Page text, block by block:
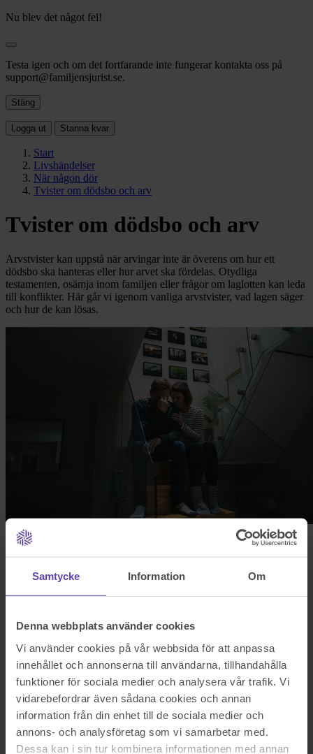
Samtycke Information Om
Denna webbplats använder cookies
Vi använder cookies på vår webbsida för att anpassa
innehållet och annonserna till användarna, tillhandahålla
funktioner för sociala medier och analysera vår trafik. Vi
vidarebefordrar även sådana cookies och annan
information från din enhet till de sociala medier och
annons- och analysföretag som vi samarbetar med.
Dessa kan i sin tur kombinera informationen med annan
Nu blev det något fel!
Testa igen och om det fortfarande inte fungerar kontakta oss på
support@familjensjurist.se.
Stäng
Logga ut Stanna kvar
Start
Livshändelser
När någon dör
Tvister om dödsbo och arv
Tvister om dödsbo och arv
Arvstvister kan uppstå när arvingar inte är överens om hur ett
dödsbo ska hanteras eller hur arvet ska fördelas. Otydliga
testamenten, osämja inom familjen eller frågor om laglotten kan leda
till konflikter. Här går vi igenom vanliga arvstvister, vad lagen säger
och hur de kan lösas.
Vanliga arvstvister
Arvstvister uppstår ofta i följande situationer:
vad som gäller.
Tvist om laglotten – Bröstarvingar har rätt till sin laglott, men
ibland försöker andra arvingar eller testamenten inskränka
denna rätt.
Oenighet om värdering av tillgångar – Fastigheter, företag
eller värdeföremål kan vara svåra att värdera och leda till tvist
om ersättning.
Felaktig hantering av dödsboet – Om en dödsbodelägare
anser att någon annan hanterat dödsboet på ett orättvist sätt
kan det leda till konflikt.